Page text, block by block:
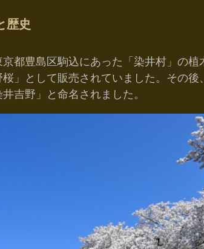
歴史
都豊島区駒込にあった「染井村」の植
」として販売されていました。その後
吉野」と命名されました。